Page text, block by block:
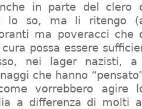
in parte del clero
lo so, ma li ritengo
ma poveracci che
possa essere
nei lager nazisti,
che hanno
vorrebbero agire
a differenza di molti